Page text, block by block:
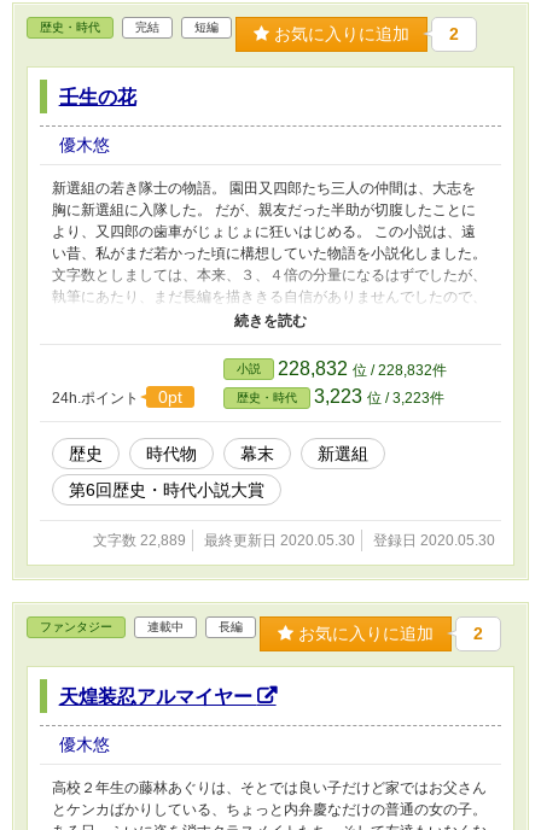
歴史・時代 完結 短編 お気に入りに追加 2
壬生の花
優木悠
新選組の若き隊士の物語。 園田又四郎たち三人の仲間は、大志を
胸に新選組に入隊した。 だが、親友だった半助が切腹したことに
より、又四郎の歯車がじょじょに狂いはじめる。 この小説は、遠
い昔、私がまだ若かった頃に構想していた物語を小説化しました。
文字数としましては、本来、３、４倍の分量になるはずでしたが、
執筆にあたり、まだ長編を描ききる自信がありませんでしたので、
物語の中盤を抜き出す形で短編として書きました。 また、この小
説は、カクヨムから転載したものです。そのさい、多少の加筆、修
24h.ポイント 0pt
小説 228,832 位 / 228,832件
歴史・時代 3,223 位 / 3,223件
歴史 時代物 幕末
新選組
第6回歴史・時代小説大賞
文字数 22,889 最終更新日 2020.05.30 登録日 2020.05.30
ファンタジー 連載中 長編 お気に入りに追加 2
天煌装忍アルマイヤー
優木悠
高校２年生の藤林あぐりは、そとでは良い子だけど家ではお父さん
とケンカばかりしている、ちょっと内弁慶なだけの普通の女の子。